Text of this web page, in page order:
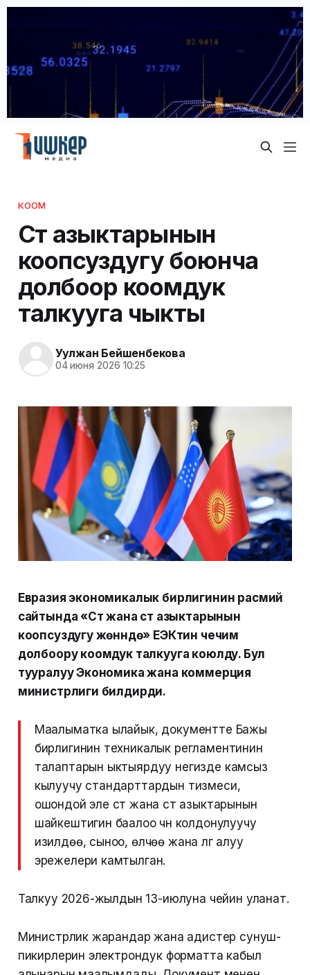
КООМ
Сүт азыктарынын
коопсуздугу боюнча
долбоор коомдук
талкууга чыкты
Уулжан Бейшенбекова
04 июня 2026 10:25
Евразия экономикалык бирлигинин расмий
сайтында «Сүт жана сүт азыктарынын
коопсуздугу жөнүндө» ЕЭКтин чечим
долбоору коомдук талкууга коюлду. Бул
тууралуу Экономика жана коммерция
министрлиги билдирди.
Маалыматка ылайык, документте Бажы
бирлигинин техникалык регламентинин
талаптарын ыктыярдуу негизде камсыз
кылуучу стандарттардын тизмеси,
ошондой эле сүт жана сүт азыктарынын
шайкештигин баалоо үчүн колдонулуучу
изилдөө, сыноо, өлчөө жана үлгү алуу
эрежелери камтылган.
Талкуу 2026-жылдын 13-июлуна чейин уланат.
Министрлик жарандар жана адистер сунуш-
пикирлерин электрондук форматта кабыл